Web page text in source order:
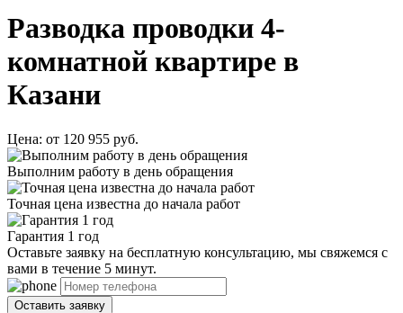
Разводка проводки 4-
комнатной квартире в
Казани
Цена: от 120 955 руб.
Выполним работу в день обращения
Точная цена известна до начала работ
Гарантия 1 год
Оставьте заявку на бесплатную консультацию, мы свяжемся с
вами в течение 5 минут.